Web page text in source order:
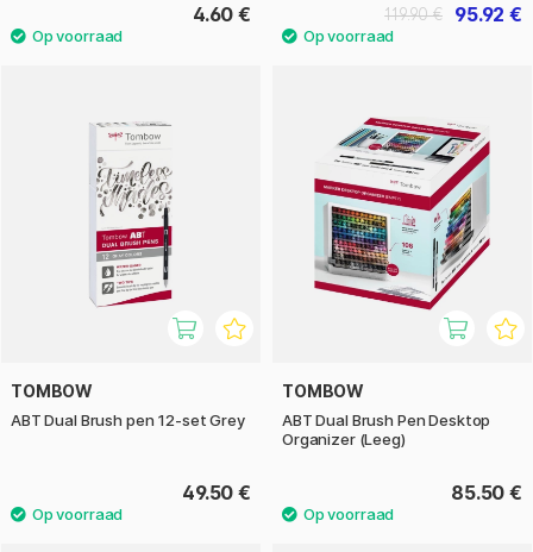
4.60 € 95.92 €
119.90 €
TOMBOW
ABT Dual Brush pen 12-set Grey
49.50 €
TOMBOW
ABT Dual Brush Pen Desktop
Organizer (Leeg)
85.50 €